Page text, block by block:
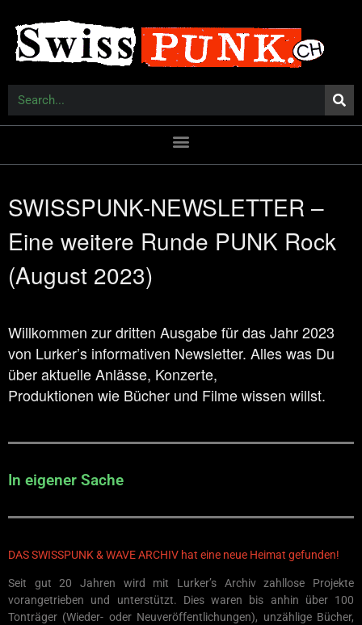
SWISSPUNK-NEWSLETTER –
Eine weitere Runde PUNK Rock
(August 2023)
Willkommen zur dritten Ausgabe für das Jahr 2023
von Lurker’s informativen Newsletter. Alles was Du
über aktuelle Anlässe, Konzerte,
Produktionen wie Bücher und Filme wissen willst.
In eigener Sache
DAS SWISSPUNK & WAVE ARCHIV hat eine neue Heimat gefunden!
Seit gut 20 Jahren wird mit Lurker’s Archiv zahllose Projekte
vorangetrieben und unterstützt. Dies waren bis anhin über 100
Tonträger (Wieder- oder Neuveröffentlichungen), unzählige Bücher,